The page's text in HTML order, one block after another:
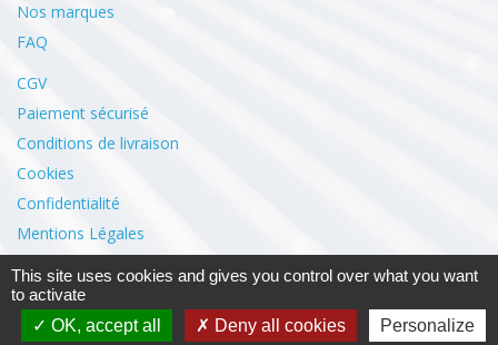
Nos marques
FAQ
CGV
Paiement sécurisé
Conditions de livraison
Cookies
Confidentialité
Mentions Légales
Mon compte
This site uses cookies and gives you control over what you want
to activate
OK, accept all
Deny all cookies Personalize